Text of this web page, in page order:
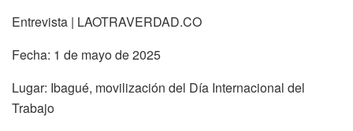
Entrevista | LAOTRAVERDAD.CO
Fecha: 1 de mayo de 2025
Lugar: Ibagué, movilización del Día Internacional del
Trabajo